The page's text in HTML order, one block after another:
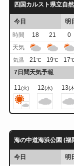
四国カルスト県立自
今日
明
時間
18 21 0
天気
気温 21℃ 19℃ 17
7日間天気予報
11(火) 12(水) 13(
海の中道海浜公園 (福
今日
明